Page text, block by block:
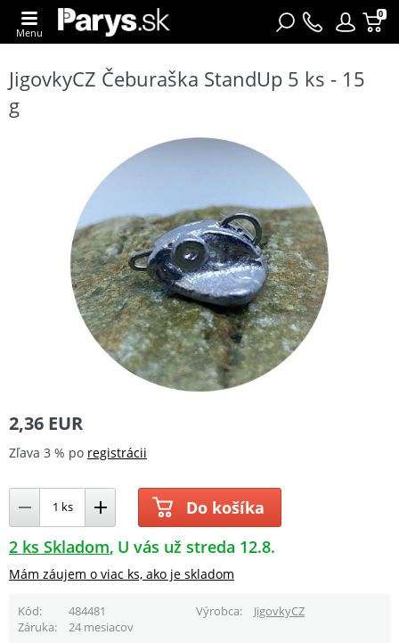
0
Menu
JigovkyCZ Čeburaška StandUp 5 ks - 15
g
2,36 EUR
Zľava 3 % po registrácii
Do košíka
2 ks Skladom U vás už streda 12.8.
Mám záujem o viac ks, ako je skladom
Kód 484481 Výrobca
JigovkyCZ
Záruka
24 mesiacov